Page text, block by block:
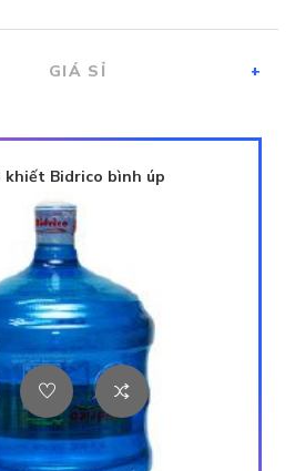
GIÁ SỈ +
khiết Bidrico bình úp